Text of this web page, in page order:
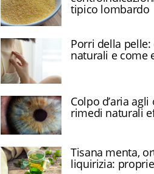
tipico lombardo
Porri della
naturali e come
Colpo d’aria agli
rimedi naturali
Tisana menta,
liquirizia: